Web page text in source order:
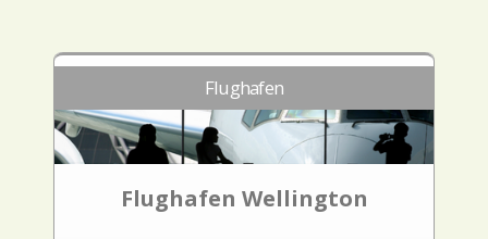
Flughafen
Flughafen Wellington